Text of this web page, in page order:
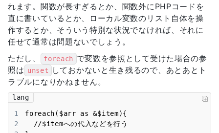
れます。関数が長すぎるとか、関数外にPHPコードを
直に書いているとか、ローカル変数のリスト自体を操
作するとか、そういう特別な状況でなければ、それに
任せて通常は問題ないでしょう。
ただし、
foreach で変数を参照として受けた場合の参
照は unset
しておかないと生き残るので、あとあとト
ラブルになりかねません。
lang
1
2